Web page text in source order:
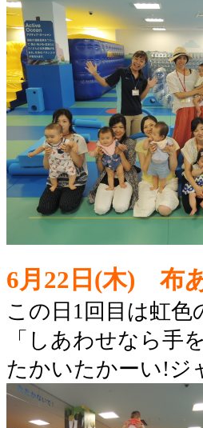
6月22日(木) 布
この日1回目は虹
「しあわせなら手
たかいたかーい!ジ